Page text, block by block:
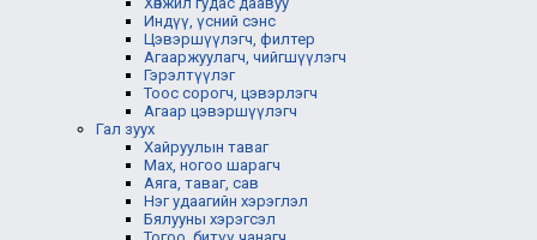
Индүү, үсний сэнс
Цэвэршүүлэгч, филтер
Агааржуулагч, чийгшүүлэгч
Гэрэлтүүлэг
Тоос сорогч, цэвэрлэгч
Агаар цэвэршүүлэгч
Гал зуух
Хайруулын таваг
Мах, ногоо шарагч
Аяга, таваг, сав
Нэг удаагийн хэрэглэл
Бялууны хэрэгсэл